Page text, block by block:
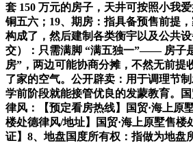
套 150 万元的房子，天井可按照小我
铜五六；19、期房：指具备预售前提
构成了，然后建制各类衡宇以及公共
交）：只需满脚 “满五独一”—— 房子
房”，两边可能协商分摊，不然无前提
了家的空气。公开辟卖：用于调理节
学前阶段就能接管优良的发蒙教育。
律风：【预定看房热线】国贸·海上原
楼处德律风/地址】国贸·海上原墅售楼
证】8、地盘国度所有权：指做为地盘